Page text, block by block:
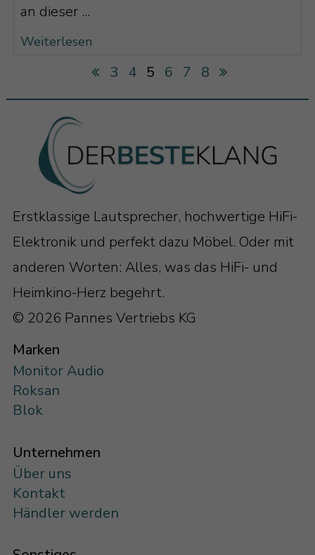
an dieser ...
Weiterlesen
3 4 5 6 7 8
Erstklassige Lautsprecher, hochwertige HiFi-
Elektronik und perfekt dazu Möbel. Oder mit
anderen Worten: Alles, was das HiFi- und
Heimkino-Herz begehrt.
© 2026 Pannes Vertriebs KG
Marken
Monitor Audio
Roksan
Blok
Unternehmen
Über uns
Kontakt
Händler werden